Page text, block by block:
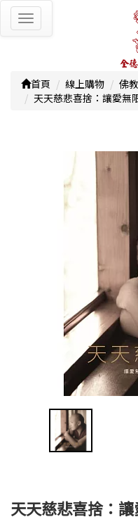
Toggle
navigation
首頁 線上購物 佛
天天慈悲喜捨：讓愛無
天天慈悲喜捨：